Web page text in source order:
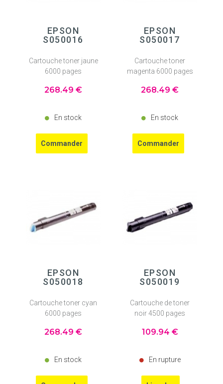
EPSON
S050016
Cartouche toner jaune
6000 pages
268.49 €
En stock
EPSON
S050017
Cartouche toner
magenta 6000 pages
268.49 €
En stock
EPSON
S050018
Cartouche toner cyan
6000 pages
268.49 €
En stock
EPSON
S050019
Cartouche de toner
noir 4500 pages
109.94 €
En rupture